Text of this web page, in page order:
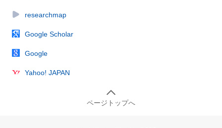
researchmap
Google Scholar
Google
Yahoo! JAPAN
ページトップへ